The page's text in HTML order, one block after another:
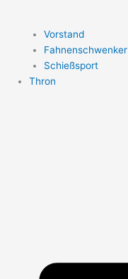
Vorstand
Fahnenschwenker
Schießsport
Thron